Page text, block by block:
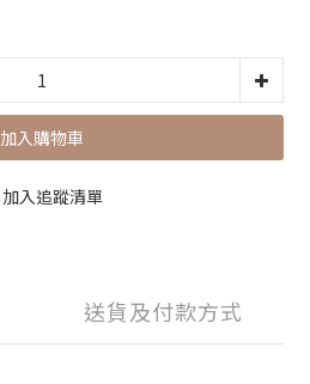
加入購物車
加入追蹤清單
送貨及付款方式